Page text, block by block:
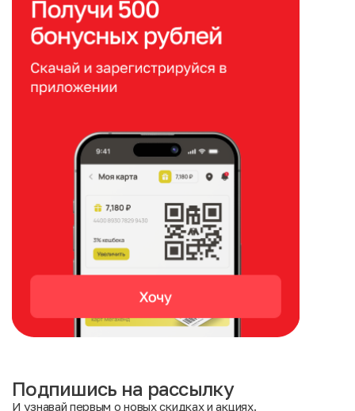
Подпишись на рассылку
И узнавай первым о новых скидках и акциях.